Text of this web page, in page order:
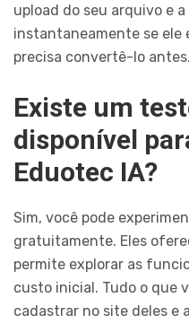
upload do seu arquivo e
instantaneamente se ele
precisa convertê-lo antes.
Existe um
disponível
Eduotec IA?
Sim, você pode
gratuitamente. Eles
permite explorar as
custo inicial. Tudo o que
cadastrar no site deles e